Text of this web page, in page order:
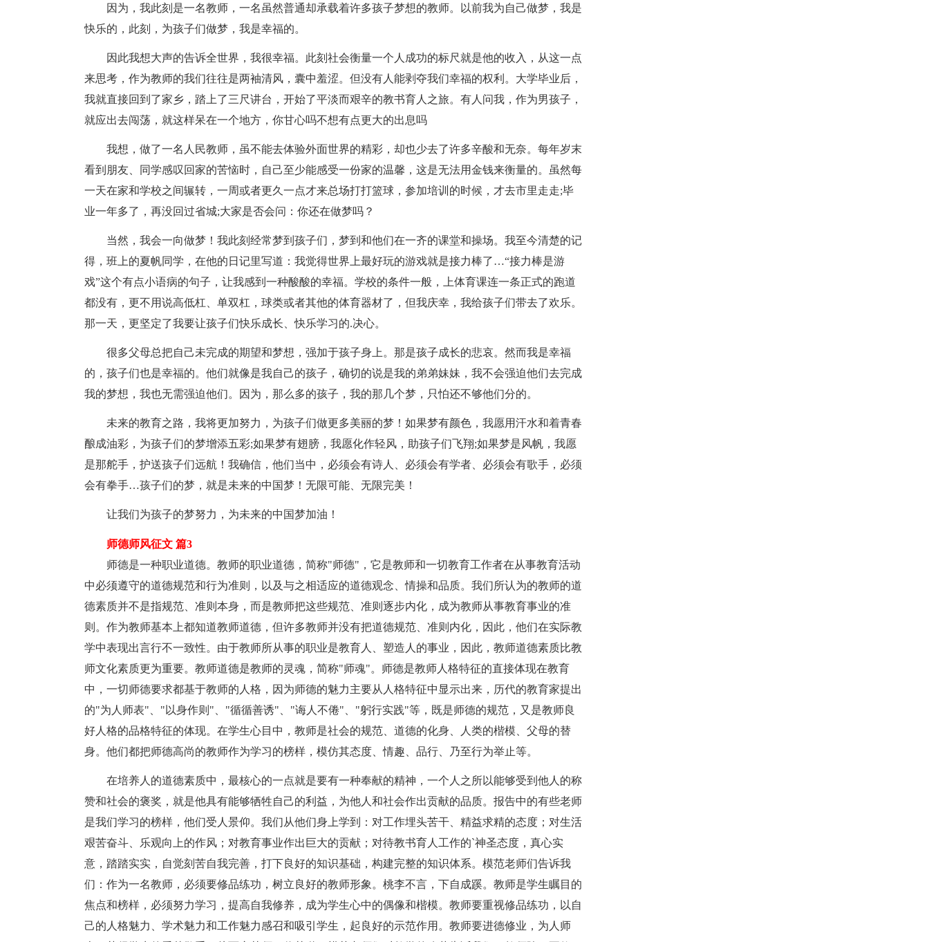
因为，我此刻是一名教师，一名虽然普通却承载着许多孩子梦想的教师。以前我为自己做梦，我是
快乐的，此刻，为孩子们做梦，我是幸福的。
因此我想大声的告诉全世界，我很幸福。此刻社会衡量一个人成功的标尺就是他的收入，从这一点
来思考，作为教师的我们往往是两袖清风，囊中羞涩。但没有人能剥夺我们幸福的权利。大学毕业后，
我就直接回到了家乡，踏上了三尺讲台，开始了平淡而艰辛的教书育人之旅。有人问我，作为男孩子，
就应出去闯荡，就这样呆在一个地方，你甘心吗不想有点更大的出息吗
我想，做了一名人民教师，虽不能去体验外面世界的精彩，却也少去了许多辛酸和无奈。每年岁末
看到朋友、同学感叹回家的苦恼时，自己至少能感受一份家的温馨，这是无法用金钱来衡量的。虽然每
一天在家和学校之间辗转，一周或者更久一点才来总场打打篮球，参加培训的时候，才去市里走走;毕
业一年多了，再没回过省城;大家是否会问：你还在做梦吗？
当然，我会一向做梦！我此刻经常梦到孩子们，梦到和他们在一齐的课堂和操场。我至今清楚的记
得，班上的夏帆同学，在他的日记里写道：我觉得世界上最好玩的游戏就是接力棒了…“接力棒是游
戏”这个有点小语病的句子，让我感到一种酸酸的幸福。学校的条件一般，上体育课连一条正式的跑道
都没有，更不用说高低杠、单双杠，球类或者其他的体育器材了，但我庆幸，我给孩子们带去了欢乐。
那一天，更坚定了我要让孩子们快乐成长、快乐学习的.决心。
很多父母总把自己未完成的期望和梦想，强加于孩子身上。那是孩子成长的悲哀。然而我是幸福
的，孩子们也是幸福的。他们就像是我自己的孩子，确切的说是我的弟弟妹妹，我不会强迫他们去完成
我的梦想，我也无需强迫他们。因为，那么多的孩子，我的那几个梦，只怕还不够他们分的。
未来的教育之路，我将更加努力，为孩子们做更多美丽的梦！如果梦有颜色，我愿用汗水和着青春
酿成油彩，为孩子们的梦增添五彩;如果梦有翅膀，我愿化作轻风，助孩子们飞翔;如果梦是风帆，我愿
是那舵手，护送孩子们远航！我确信，他们当中，必须会有诗人、必须会有学者、必须会有歌手，必须
会有拳手…孩子们的梦，就是未来的中国梦！无限可能、无限完美！
让我们为孩子的梦努力，为未来的中国梦加油！
师德师风征文 篇3
师德是一种职业道德。教师的职业道德，简称"师德"，它是教师和一切教育工作者在从事教育活动
中必须遵守的道德规范和行为准则，以及与之相适应的道德观念、情操和品质。我们所认为的教师的道
德素质并不是指规范、准则本身，而是教师把这些规范、准则逐步内化，成为教师从事教育事业的准
则。作为教师基本上都知道教师道德，但许多教师并没有把道德规范、准则内化，因此，他们在实际教
学中表现出言行不一致性。由于教师所从事的职业是教育人、塑造人的事业，因此，教师道德素质比教
师文化素质更为重要。教师道德是教师的灵魂，简称"师魂"。师德是教师人格特征的直接体现在教育
中，一切师德要求都基于教师的人格，因为师德的魅力主要从人格特征中显示出来，历代的教育家提出
的"为人师表"、"以身作则"、"循循善诱"、"诲人不倦"、"躬行实践"等，既是师德的规范，又是教师良
好人格的品格特征的体现。在学生心目中，教师是社会的规范、道德的化身、人类的楷模、父母的替
身。他们都把师德高尚的教师作为学习的榜样，模仿其态度、情趣、品行、乃至行为举止等。
在培养人的道德素质中，最核心的一点就是要有一种奉献的精神，一个人之所以能够受到他人的称
赞和社会的褒奖，就是他具有能够牺牲自己的利益，为他人和社会作出贡献的品质。报告中的有些老师
是我们学习的榜样，他们受人景仰。我们从他们身上学到：对工作埋头苦干、精益求精的态度；对生活
艰苦奋斗、乐观向上的作风；对教育事业作出巨大的贡献；对待教书育人工作的`神圣态度，真心实
意，踏踏实实，自觉刻苦自我完善，打下良好的知识基础，构建完整的知识体系。模范老师们告诉我
们：作为一名教师，必须要修品练功，树立良好的教师形象。桃李不言，下自成蹊。教师是学生瞩目的
焦点和榜样，必须努力学习，提高自我修养，成为学生心中的偶像和楷模。教师要重视修品练功，以自
己的人格魅力、学术魅力和工作魅力感召和吸引学生，起良好的示范作用。教师要进德修业，为人师